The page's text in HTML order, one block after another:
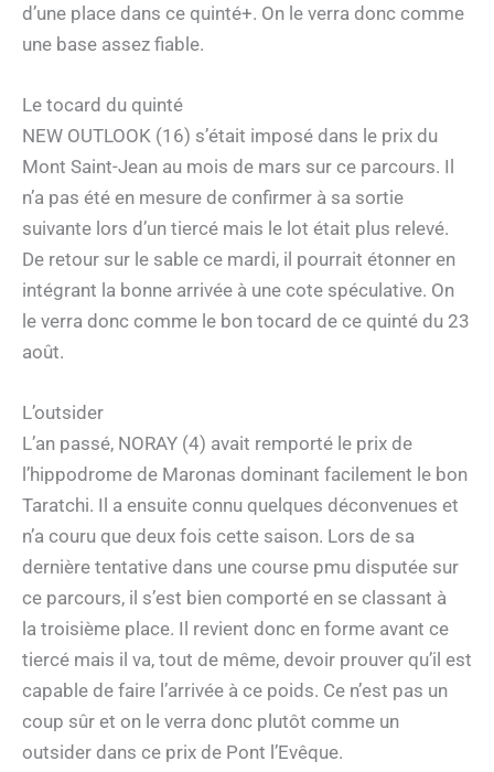
d’une place dans ce quinté+. On le verra donc comme
une base assez fiable.
Le tocard du quinté
NEW OUTLOOK (16) s’était imposé dans le prix du
Mont Saint-Jean au mois de mars sur ce parcours. Il
n’a pas été en mesure de confirmer à sa sortie
suivante lors d’un tiercé mais le lot était plus relevé.
De retour sur le sable ce mardi, il pourrait étonner en
intégrant la bonne arrivée à une cote spéculative. On
le verra donc comme le bon tocard de ce quinté du 23
août.
L’outsider
L’an passé, NORAY (4) avait remporté le prix de
l’hippodrome de Maronas dominant facilement le bon
Taratchi. Il a ensuite connu quelques déconvenues et
n’a couru que deux fois cette saison. Lors de sa
dernière tentative dans une course pmu disputée sur
ce parcours, il s’est bien comporté en se classant à
la troisième place. Il revient donc en forme avant ce
tiercé mais il va, tout de même, devoir prouver qu’il est
capable de faire l’arrivée à ce poids. Ce n’est pas un
coup sûr et on le verra donc plutôt comme un
outsider dans ce prix de Pont l’Evêque.